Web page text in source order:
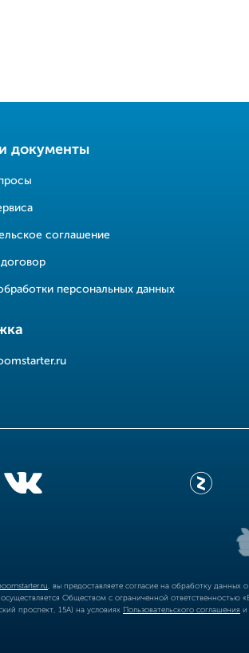
документы
соглашение
персональных данных
, вы предоставляете согласие на обработку
осуществляется Обществом с ограниченной
проспект, 15А) на условиях Пользовательского соглашения и